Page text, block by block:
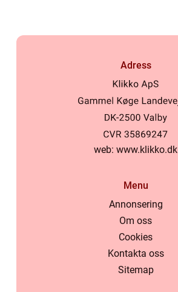
Adress
web: www.klikko.dk
Menu
Annonsering
Om oss
Cookies
Kontakta oss
Sitemap